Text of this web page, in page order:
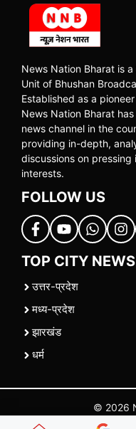
News Nation Bharat is
Unit of Bhushan
Established as a
News Nation Bharat
news channel in the
providing in-depth,
discussions on
interests.
FOLLOW US
TOP CITY NEWS
उत्तर-प्रदेश
मध्य-प्रदेश
झारखंड
धर्म
© 2026
| |Contact